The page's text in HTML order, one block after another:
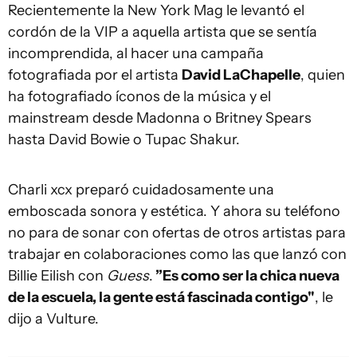
Recientemente la New York Mag le levantó el
cordón de la VIP a aquella artista que se sentía
incomprendida, al hacer una campaña
fotografiada por el artista David LaChapelle, quien
ha fotografiado íconos de la música y el
mainstream desde Madonna o Britney Spears
hasta David Bowie o Tupac Shakur.
Charli xcx preparó cuidadosamente una
emboscada sonora y estética. Y ahora su teléfono
no para de sonar con ofertas de otros artistas para
trabajar en colaboraciones como las que lanzó con
Billie Eilish con Guess. ”Es como ser la chica nueva
de la escuela, la gente está fascinada contigo", le
dijo a Vulture.